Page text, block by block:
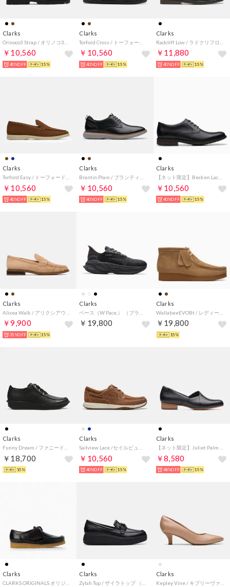
Clarks
￥10,560
40%OFF 15%
Clarks
￥10,560
40%OFF 15%
Clarks
￥11,880
40%OFF 15%
Clarks
Torford Easy / トーフォードイージー （コーラスエード）
￥10,560
40%OFF 15%
Clarks
Brantin Plain / ブランティンプレーン （ブラックレザー）
￥10,560
40%OFF 15%
Clarks
【ネット限定】Becken Lace / ベッケンレース （ブラックレザー）
￥10,560
40%OFF 15%
Clarks
￥9,900
35%OFF 15%
Clarks
￥19,800
Clarks
￥19,800
15%
Clarks
Funny Dream / ファニードリーム（ブラックレザー）
￥18,700
15%
Clarks
Sailview Lace /セイルビューレース （ライトタンヌバック）
￥10,560
40%OFF 15%
Clarks
【ネット限定】Juliet Palm / ジュリエットパーム （ブラックレザー）
￥8,580
48%OFF 15%
Clarks Clarks Clarks